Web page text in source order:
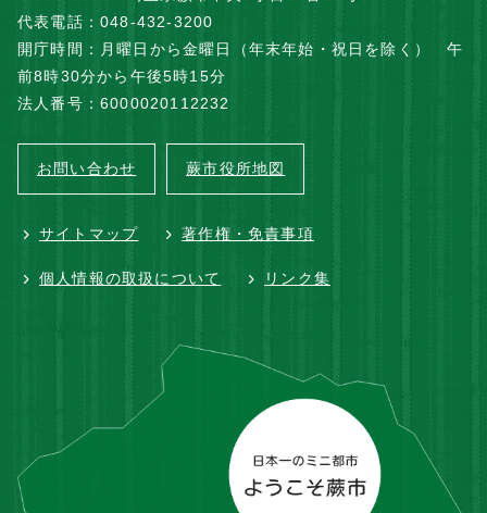
代表電話：048-432-3200
開庁時間：月曜日から金曜日（年末年始・祝日を除く） 午
前8時30分から午後5時15分
法人番号：6000020112232
お問い合わせ 蕨市役所地図
サイトマップ 著作権・免責事項
個人情報の取扱について リンク集